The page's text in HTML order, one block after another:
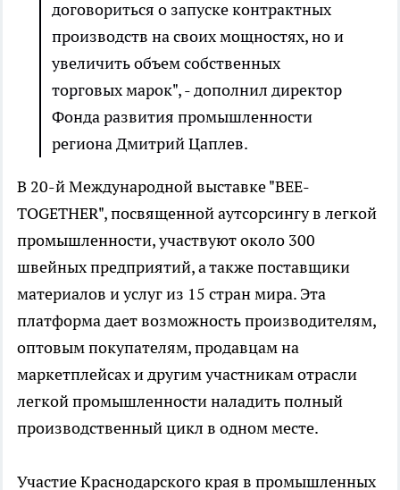
договориться о запуске контрактных
производств на своих мощностях, но и
увеличить объем собственных
торговых марок", - дополнил директор
Фонда развития промышленности
региона Дмитрий Цаплев.
В 20-й Международной выставке "BEE-
TOGETHER", посвященной аутсорсингу в легкой
промышленности, участвуют около 300
швейных предприятий, а также поставщики
материалов и услуг из 15 стран мира. Эта
платформа дает возможность производителям,
оптовым покупателям, продавцам на
маркетплейсах и другим участникам отрасли
легкой промышленности наладить полный
производственный цикл в одном месте.
Участие Краснодарского края в промышленных